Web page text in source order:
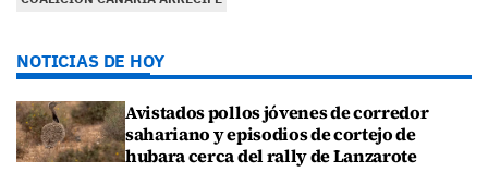
NOTICIAS DE HOY
Avistados pollos jóvenes de corredor
sahariano y episodios de cortejo de
hubara cerca del rally de Lanzarote